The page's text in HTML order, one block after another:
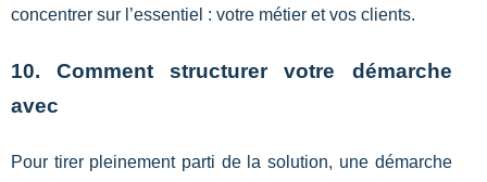
concentrer sur l’essentiel : votre métier et vos clients.
10. Comment structurer votre démarche
avec
Pour tirer pleinement parti de la solution, une démarche